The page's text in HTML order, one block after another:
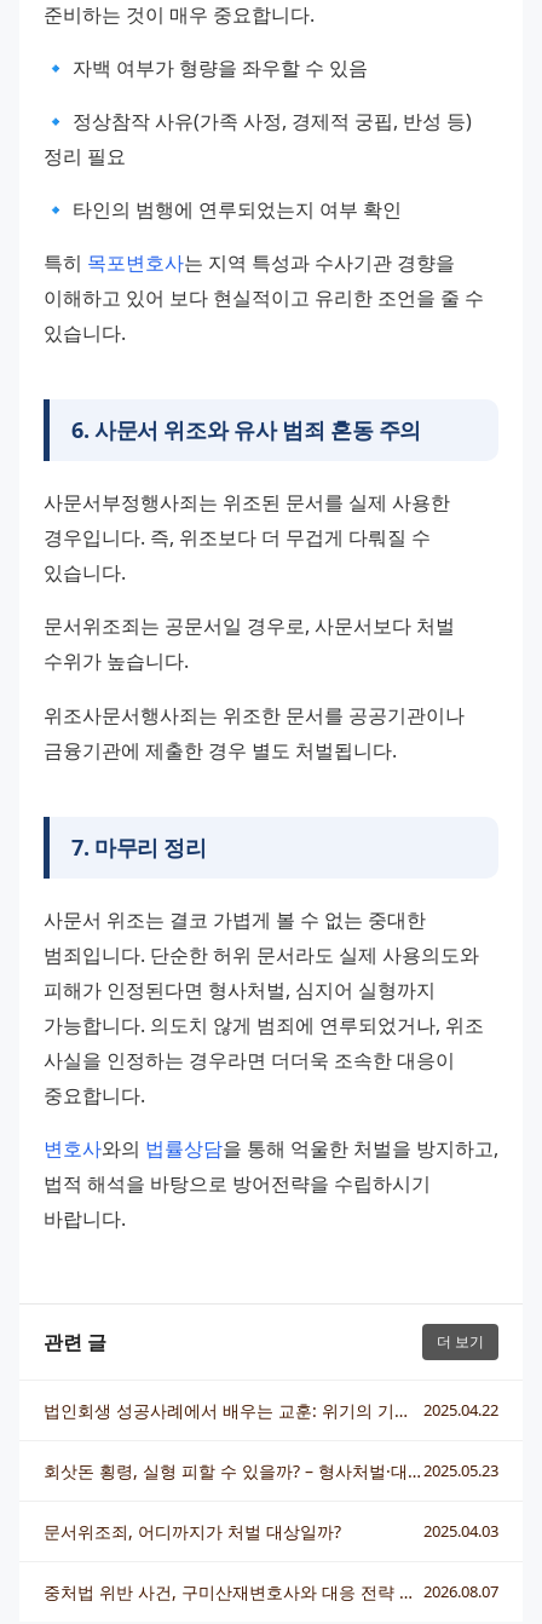
준비하는 것이 매우 중요합니다.
🔹 자백 여부가 형량을 좌우할 수 있음
🔹 정상참작 사유(가족 사정, 경제적 궁핍, 반성 등)
정리 필요
🔹 타인의 범행에 연루되었는지 여부 확인
특히 목포변호사는 지역 특성과 수사기관 경향을
이해하고 있어 보다 현실적이고 유리한 조언을 줄 수
있습니다.
6. 사문서 위조와 유사 범죄 혼동 주의
사문서부정행사죄는 위조된 문서를 실제 사용한
경우입니다. 즉, 위조보다 더 무겁게 다뤄질 수
있습니다.
문서위조죄는 공문서일 경우로, 사문서보다 처벌
수위가 높습니다.
위조사문서행사죄는 위조한 문서를 공공기관이나
금융기관에 제출한 경우 별도 처벌됩니다.
7. 마무리 정리
사문서 위조는 결코 가볍게 볼 수 없는 중대한
범죄입니다. 단순한 허위 문서라도 실제 사용의도와
피해가 인정된다면 형사처벌, 심지어 실형까지
가능합니다. 의도치 않게 범죄에 연루되었거나, 위조
사실을 인정하는 경우라면 더더욱 조속한 대응이
중요합니다.
변호사와의 법률상담을 통해 억울한 처벌을 방지하고,
법적 해석을 바탕으로 방어전략을 수립하시기
바랍니다.
관련 글 더 보기
법인회생 성공사례에서 배우는 교훈: 위기의 기업을 살리는 법률 조력의 힘 2025.04.22
회삿돈 횡령, 실형 피할 수 있을까? – 형사처벌·대응전략 총정리2025.05.23
문서위조죄, 어디까지가 처벌 대상일까? 2025.04.03
중처법 위반 사건, 구미산재변호사와 대응 전략 총정리 2026.08.07